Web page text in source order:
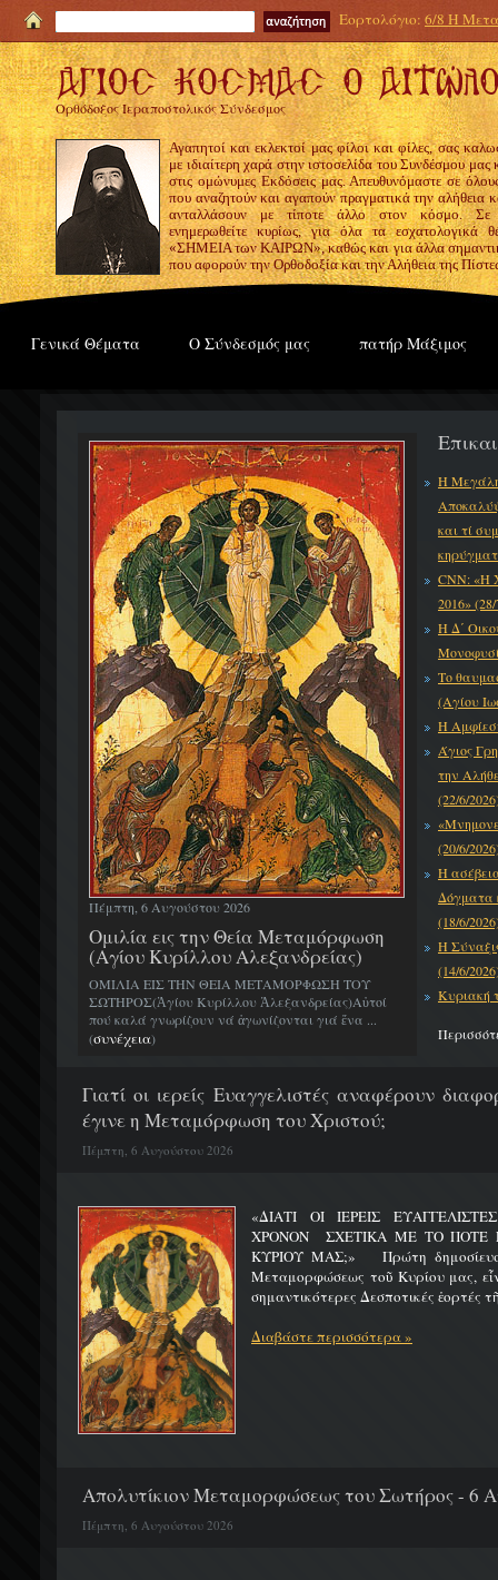
Εορτολόγιο: 6/8 Η
Ορθόδοξος Ιεραποστολικός Σύνδεσμος
Αγαπητοί και εκλεκτοί μας φίλοι και φίλες, σας
με ιδιαίτερη χαρά στην ιστοσελίδα του Συνδέσμου μας
στις ομώνυμες Εκδόσεις μας. Απευθυνόμαστε σε
που αναζητούν και αγαπούν πραγματικά την αλήθεια
ανταλλάσουν με τίποτε άλλο στον κόσμο.
ενημερωθείτε κυρίως, για όλα τα εσχατολογικά
«ΣΗΜΕΙΑ των ΚΑΙΡΩΝ», καθώς και για άλλα
που αφορούν την Ορθοδοξία και την Αλήθεια της
Γενικά Θέματα Ο Σύνδεσμός μας πατήρ Μάξιμος
Πέμπτη, 6 Αυγούστου 2026
Ομιλία εις την Θεία Μεταμόρφωση
(Αγίου Κυρίλλου Αλεξανδρείας)
ΟΜΙΛΙΑ ΕΙΣ ΤΗΝ ΘΕΙΑ ΜΕΤΑΜΟΡΦΩΣΗ ΤΟΥ
ΣΩΤΗΡΟΣ(Ἁγίου Κυρίλλου Ἀλεξανδρείας)Αὐτοί
πού καλά γνωρίζουν νά ἀγωνίζονται γιά ἕνα ...
(συνέχεια)
Η Μεγάλη
και τί
CNN: «Η
2016»
Η Δ΄
Το
(Αγίου
Η
Άγιος
την
(22/6/
(20/6/
Η
Δόγματα
(18/6/
Η
(14/6/
Κυριακή
Γιατί οι ιερείς Ευαγγελιστές αναφέρουν
έγινε η Μεταμόρφωση του Χριστού;
Πέμπτη, 6 Αυγούστου 2026
«ΔΙΑΤΙ ΟΙ ΙΕΡΕΙΣ
ΧΡΟΝΟΝ ΣΧΕΤΙΚΑ ΜΕ ΤΟ ΠΟΤΕ
ΚΥΡΙΟΥ ΜΑΣ;» Πρώτη
Μεταμορφώσεως τοῦ Κυρίου μας,
σημαντικότερες Δεσποτικές ἑορτές
Διαβάστε περισσότερα »
Απολυτίκιον Μεταμορφώσεως του Σωτήρος - 6
Πέμπτη, 6 Αυγούστου 2026